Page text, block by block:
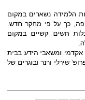
הלמידה נשארים במקום
כך על פי מחקר חדש.
חשים קשיים במקום
אקדמי ומשאבי הידע בבית
שירלי ורנר ובוגרים של